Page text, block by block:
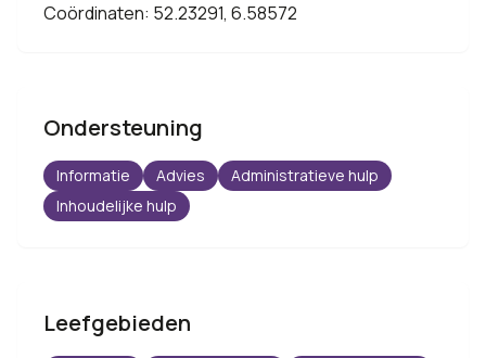
Coördinaten: 52.23291, 6.58572
Ondersteuning
Informatie Advies
Administratieve hulp
Inhoudelijke hulp
Leefgebieden